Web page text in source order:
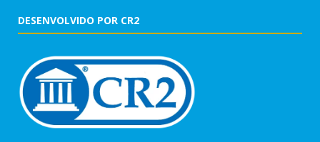
DESENVOLVIDO POR CR2